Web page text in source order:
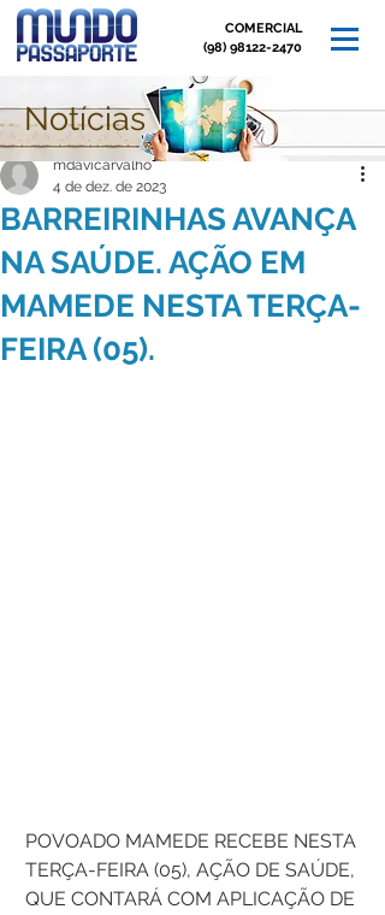
COMERCIAL
(98) 98122-2470
Post
BARREIRINHAS AVANÇA
NA SAÚDE. AÇÃO EM
MAMEDE NESTA TERÇA-
FEIRA (05).
mdavicarvalho
4 de dez. de 2023
POVOADO MAMEDE RECEBE NESTA
TERÇA-FEIRA (05), AÇÃO DE SAÚDE,
QUE CONTARÁ COM APLICAÇÃO DE
Notícias